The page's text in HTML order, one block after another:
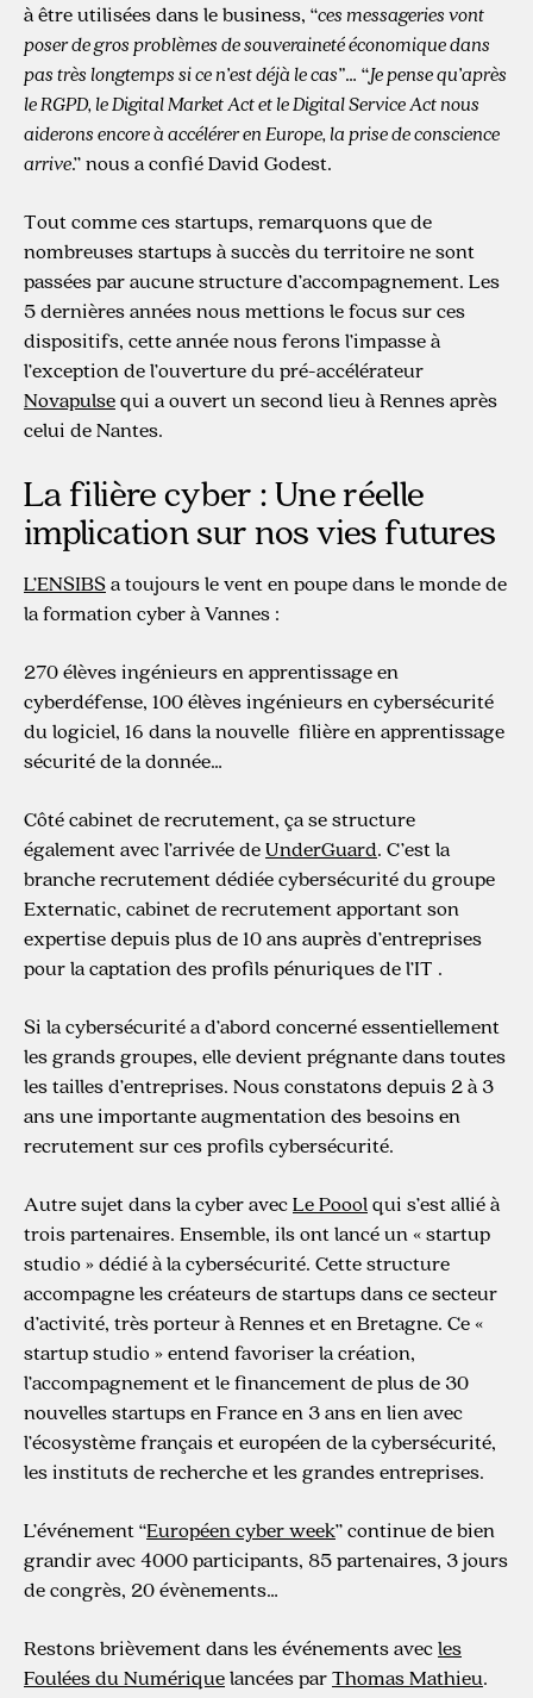
à être utilisées dans le business, “ces messageries vont
poser de gros problèmes de souveraineté économique dans
pas très longtemps si ce n’est déjà le cas”… “Je pense qu’après
le RGPD, le Digital Market Act et le Digital Service Act nous
aiderons encore à accélérer en Europe, la prise de conscience
arrive.” nous a confié David Godest.
Tout comme ces startups, remarquons que de
nombreuses startups à succès du territoire ne sont
passées par aucune structure d’accompagnement. Les
5 dernières années nous mettions le focus sur ces
dispositifs, cette année nous ferons l’impasse à
l’exception de l’ouverture du pré-accélérateur
Novapulsequi a ouvert un second lieu à Rennes après
celui de Nantes.
La filière cyber : Une réelle
implication sur nos vies futures
L’ENSIBSa toujours le vent en poupe dans le monde de
la formation cyber à Vannes :
270 élèves ingénieurs en apprentissage en
cyberdéfense, 100 élèves ingénieurs en cybersécurité
du logiciel, 16 dans la nouvelle filière en apprentissage
sécurité de la donnée…
Côté cabinet de recrutement, ça se structure
également avec l’arrivée deUnderGuard. C’est la
branche recrutement dédiée cybersécurité du groupe
Externatic, cabinet de recrutement apportant son
expertise depuis plus de 10 ans auprès d’entreprises
pour la captation des profils pénuriques de l’IT .
Si la cybersécurité a d’abord concerné essentiellement
les grands groupes, elle devient prégnante dans toutes
les tailles d’entreprises. Nous constatons depuis 2 à 3
ans une importante augmentation des besoins en
recrutement sur ces profils cybersécurité.
Autre sujet dans la cyber avecLe Pooolqui s’est allié à
trois partenaires. Ensemble, ils ont lancé un « startup
studio » dédié à la cybersécurité. Cette structure
accompagne les créateurs de startups dans ce secteur
d’activité, très porteur à Rennes et en Bretagne. Ce «
startup studio » entend favoriser la création,
l’accompagnement et le financement de plus de 30
nouvelles startups en France en 3 ans en lien avec
l’écosystème français et européen de la cybersécurité,
les instituts de recherche et les grandes entreprises.
L’événement “Européen cyber week” continue de bien
grandir avec 4000 participants, 85 partenaires, 3 jours
de congrès, 20 évènements…
Restons brièvement dans les événements avecles
Foulées du Numériquelancées parThomas Mathieu.